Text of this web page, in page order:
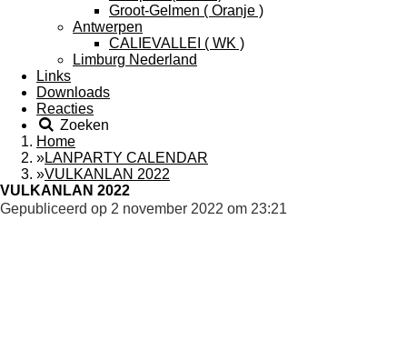
Groot-Gelmen ( Oranje )
Antwerpen
CALIEVALLEI ( WK )
Limburg Nederland
Links
Downloads
Reacties
Zoeken
Home
»LANPARTY CALENDAR
»VULKANLAN 2022
VULKANLAN 2022
Gepubliceerd op 2 november 2022 om 23:21